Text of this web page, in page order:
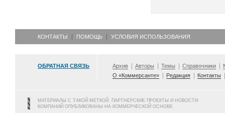
КОНТАКТЫ ПОМОЩЬ УСЛОВИЯ ИСПОЛЬЗОВАНИЯ
ОБРАТНАЯ СВЯЗЬ Архив Авторы Темы Справочники
О «Коммерсанте»
Редакция Контакты
МАТЕРИАЛЫ С ТАКОЙ МЕТКОЙ, ПАРТНЕРСКИЕ ПРОЕКТЫ И НОВОСТИ
КОМПАНИЙ ОПУБЛИКОВАНЫ НА КОММЕРЧЕСКОЙ ОСНОВЕ